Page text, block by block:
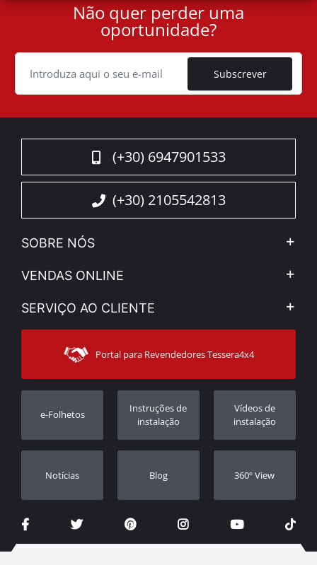
Cookie
Não quer perder uma
oportunidade?
Subscrever
(+30) 6947901533
(+30) 2105542813
SOBRE NÓS
A Companhia
Notícias
Sitemap
VENDAS ONLINE
Minha Conta
Modos de Enviο
SERVIÇO AO CLIENTE
Contacto
Apoio ao cliente
Rastrear ordem
Revendedores
Portal para Revendedores Tessera4x4
e-Folhetos
Instruções de
instalação
Vídeos de
instalação
Notícias Blog 360º View